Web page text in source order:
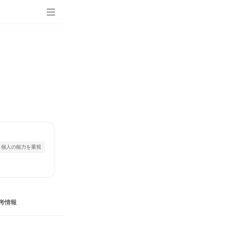
個人の能力を重視
情報